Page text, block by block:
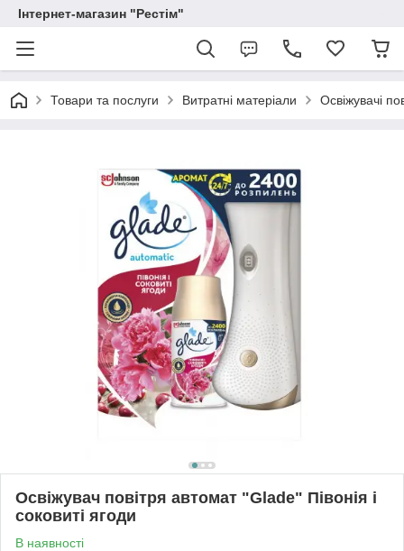
Інтернет-магазин "Рестім"
Товари та послуги Витратні матеріали Освіжувачі
Освіжувач повітря автомат "Glade" Півонія і
соковиті ягоди
В наявності